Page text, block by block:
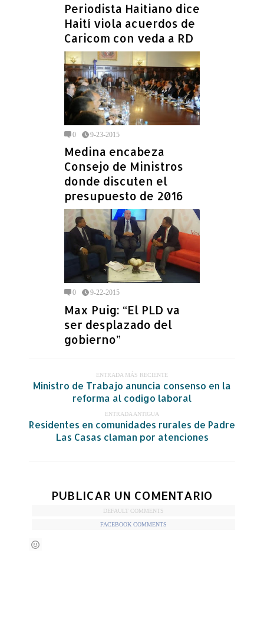
Periodista Haitiano dice
Haití viola acuerdos de
Caricom con veda a RD
0 9-23-2015
Medina encabeza
Consejo de Ministros
donde discuten el
presupuesto de 2016
0 9-22-2015
Max Puig: “El PLD va
ser desplazado del
gobierno”
ENTRADA MÁS RECIENTE
Ministro de Trabajo anuncia consenso en la
reforma al codigo laboral
ENTRADA ANTIGUA
Residentes en comunidades rurales de Padre
Las Casas claman por atenciones
PUBLICAR UN COMENTARIO
DEFAULT COMMENTS
FACEBOOK COMMENTS